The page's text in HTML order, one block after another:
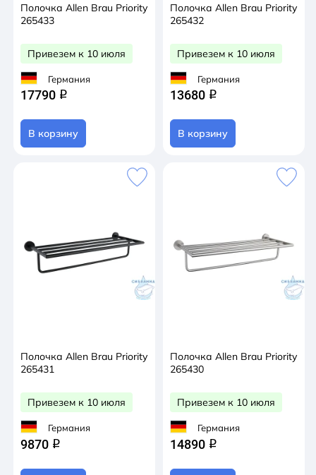
Полочка Allen Brau Priority
265433
Привезем к 10 июля
Германия
17790 q
В корзину
Полочка Allen Brau Priority
265432
Привезем к 10 июля
Германия
13680 q
В корзину
Полочка Allen Brau Priority
265431
Привезем к 10 июля
Германия
9870 q
Полочка Allen Brau Priority
265430
Привезем к 10 июля
Германия
14890 q